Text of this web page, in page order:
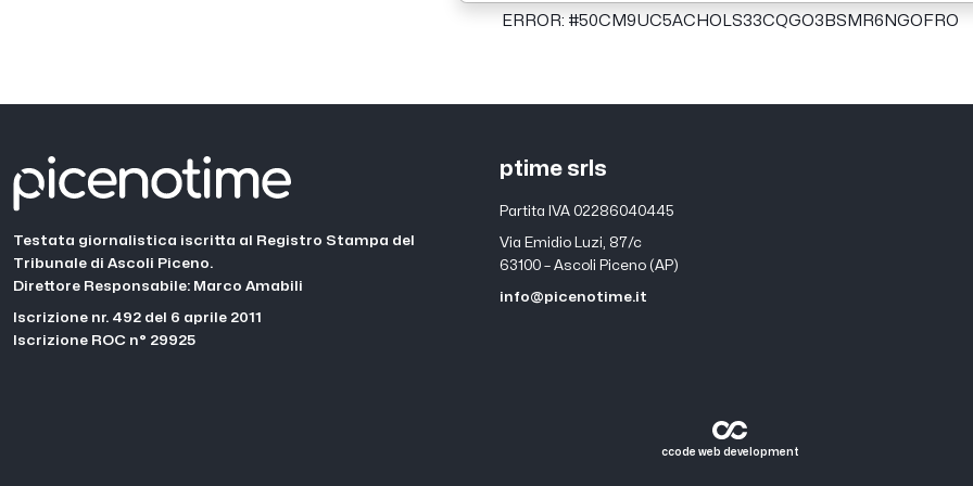
ERROR: #50CM9UC5ACHOLS33CQGO3BSMR6NGOFRO
Testata giornalistica iscritta al Registro Stampa del
Tribunale di Ascoli Piceno.
Direttore Responsabile: Marco Amabili
Iscrizione nr. 492 del 6 aprile 2011
Iscrizione ROC n° 29925
ptime srls
Partita IVA 02286040445
Via Emidio Luzi, 87/c
63100 – Ascoli Piceno (AP)
info@picenotime.it
ccode web development